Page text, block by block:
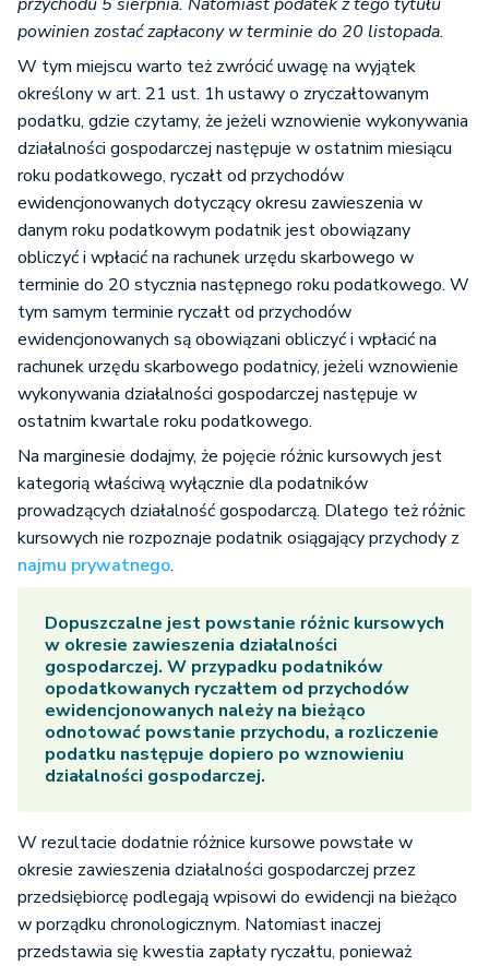
powinien zostać zapłacony w terminie do 20 listopada.
W tym miejscu warto też zwrócić uwagę na wyjątek
określony w art. 21 ust. 1h ustawy o zryczałtowanym
podatku, gdzie czytamy, że jeżeli wznowienie wykonywania
działalności gospodarczej następuje w ostatnim miesiącu
roku podatkowego, ryczałt od przychodów
ewidencjonowanych dotyczący okresu zawieszenia w
danym roku podatkowym podatnik jest obowiązany
obliczyć i wpłacić na rachunek urzędu skarbowego w
terminie do 20 stycznia następnego roku podatkowego. W
tym samym terminie ryczałt od przychodów
ewidencjonowanych są obowiązani obliczyć i wpłacić na
rachunek urzędu skarbowego podatnicy, jeżeli wznowienie
wykonywania działalności gospodarczej następuje w
ostatnim kwartale roku podatkowego.
Na marginesie dodajmy, że pojęcie różnic kursowych jest
kategorią właściwą wyłącznie dla podatników
prowadzących działalność gospodarczą. Dlatego też różnic
kursowych nie rozpoznaje podatnik osiągający przychody z
najmu prywatnego.
Dopuszczalne jest powstanie różnic kursowych
w okresie zawieszenia działalności
gospodarczej. W przypadku podatników
opodatkowanych ryczałtem od przychodów
ewidencjonowanych należy na bieżąco
odnotować powstanie przychodu, a rozliczenie
podatku następuje dopiero po wznowieniu
działalności gospodarczej.
W rezultacie dodatnie różnice kursowe powstałe w
okresie zawieszenia działalności gospodarczej przez
przedsiębiorcę podlegają wpisowi do ewidencji na bieżąco
w porządku chronologicznym. Natomiast inaczej
przedstawia się kwestia zapłaty ryczałtu, ponieważ